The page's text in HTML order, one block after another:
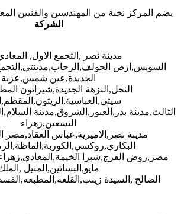
يضم المركز نخبة من المهندسين والفنيين
الشركة
مدينة نصر ,التجمع الاول,
السويس,ارض
الجديدة,عين شمس,عزبة
النخل,النزهة الجديدة,شيراتون
الثالث,مدينة بدر,العبور,الشروق,مدينة
التسعين,زهراء
مدينة نصر,الاميرية,عباس العقاد,مصر
مايو,البساتين,المنيل
الصالح ,السيدة